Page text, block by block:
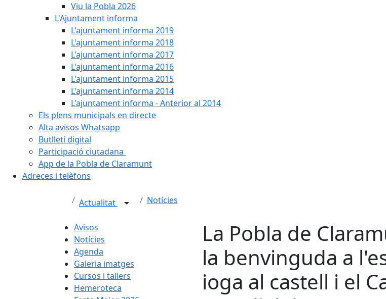
Viu la Pobla 2026
L'Ajuntament informa
L'ajuntament informa 2019
L'ajuntament informa 2018
L'ajuntament informa 2017
L'ajuntament informa 2016
L'ajuntament informa 2015
L'ajuntament informa 2014
L'ajuntament informa - Anterior al 2014
Els plens municipals en directe
Alta avisos Whatsapp
Butlletí digital
Participació ciutadana
App de la Pobla de Claramunt
Adreces i telèfons
Actualitat Notícies
Avisos
Notícies
Agenda
Galeria imatges
Cursos i tallers
Hemeroteca
La Pobla de
la benvinguda a
ioga al castell i el